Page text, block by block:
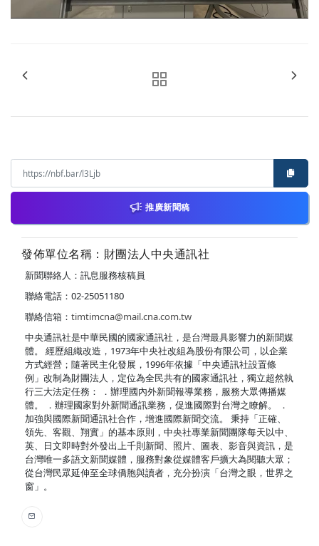
推廣新聞稿
發佈單位名稱：財團法人中央通訊社
新聞聯絡人：訊息服務核稿員
聯絡電話：02-25051180
聯絡信箱： timtimcna@mail.cna.com.tw
中央通訊社是中華民國的國家通訊社，是台灣最具影響力的新聞媒
體。 經歷組織改造，1973年中央社改組為股份有限公司，以企業
方式經營；隨著民主化發展，1996年依據「中央通訊社設置條
例」改制為財團法人，定位為全民共有的國家通訊社，獨立超然執
行三大法定任務： ．辦理國內外新聞報導業務，服務大眾傳播媒
體。 ．辦理國家對外新聞通訊業務，促進國際對台灣之瞭解。 ．
加強與國際新聞通訊社合作，增進國際新聞交流。 秉持「正確、
領先、客觀、翔實」的基本原則，中央社專業新聞團隊每天以中、
英、日文即時對外發出上千則新聞、照片、圖表、影音與資訊，是
台灣唯一多語文新聞媒體，服務對象從媒體客戶擴大為閱聽大眾；
從台灣民眾延伸至全球僑胞與讀者，充分扮演「台灣之眼，世界之
窗」。